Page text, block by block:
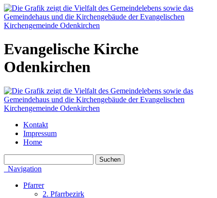
Evangelische Kirche
Odenkirchen
Kontakt
Impressum
Home
Navigation
Pfarrer
2. Pfarrbezirk